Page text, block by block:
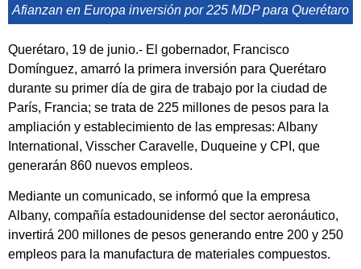
Afianzan en Europa inversión por 225 MDP para Querétaro
Querétaro, 19 de junio.- El gobernador, Francisco
Domínguez, amarró la primera inversión para Querétaro
durante su primer día de gira de trabajo por la ciudad de
París, Francia; se trata de 225 millones de pesos para la
ampliación y establecimiento de las empresas: Albany
International, Visscher Caravelle, Duqueine y CPI, que
generarán 860 nuevos empleos.
Mediante un comunicado, se informó que la empresa
Albany, compañía estadounidense del sector aeronáutico,
invertirá 200 millones de pesos generando entre 200 y 250
empleos para la manufactura de materiales compuestos.